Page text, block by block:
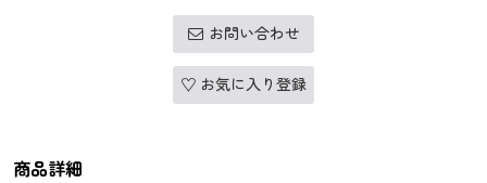
お問い合わせ
お気に入り登録
商品詳細